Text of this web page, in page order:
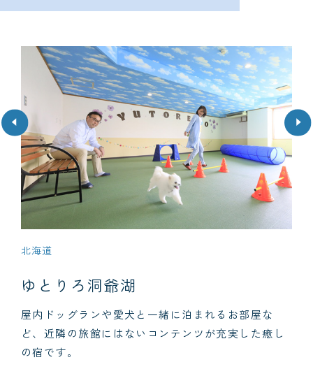
北海道
ゆとりろ洞爺湖
屋内ドッグランや愛犬と一緒に泊まれるお部屋な
ど、近隣の旅館にはないコンテンツが充実した癒し
の宿です。